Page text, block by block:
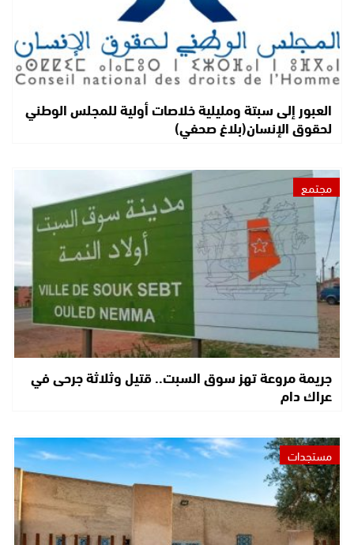
العبور إلى سبتة ومليلية خلاصات أولية للمجلس الوطني
لحقوق الإنسان(بلاغ صحفي)
مجتمع
جريمة مروعة تهز سوق السبت.. قتيل وثلاثة جرحى في
عراك دام
مستجدات